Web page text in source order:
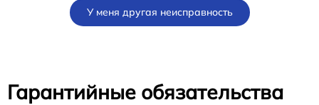
У меня другая неисправность
Гарантийные обязательства